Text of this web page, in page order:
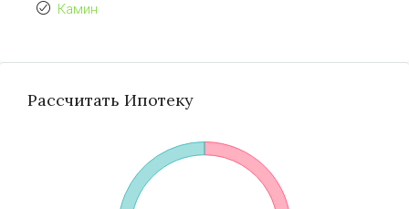
Камин
Рассчитать Ипотеку